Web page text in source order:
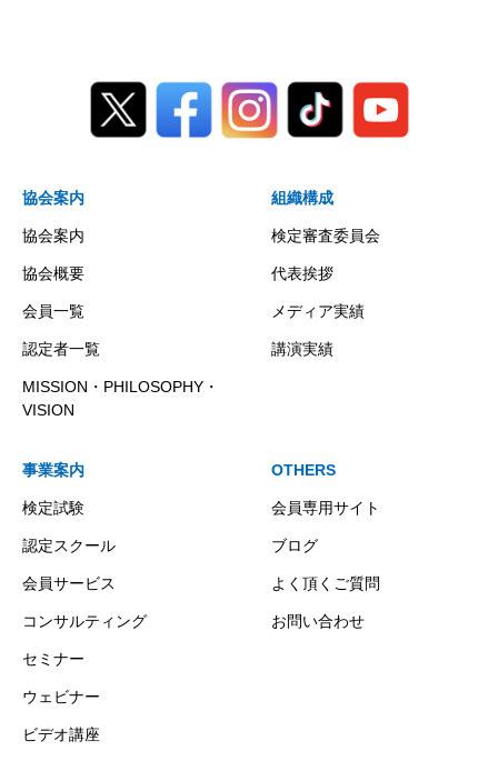
協会案内
協会案内
協会概要
会員一覧
認定者一覧
MISSION・PHILOSOPHY・
VISION
組織構成
検定審査委員会
代表挨拶
メディア実績
講演実績
事業案内
検定試験
認定スクール
会員サービス
コンサルティング
セミナー
ウェビナー
ビデオ講座
OTHERS
会員専用サイト
ブログ
よく頂くご質問
お問い合わせ